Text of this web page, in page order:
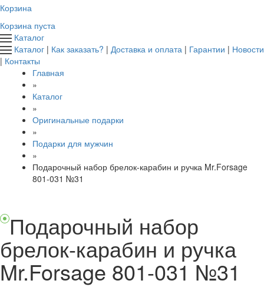
Корзина
Корзина пуста
Каталог
Каталог | Как заказать? | Доставка и оплата | Гарантии | Новости
| Контакты
Главная
»
Каталог
»
Оригинальные подарки
»
Подарки для мужчин
»
Подарочный набор брелок-карабин и ручка Mr.Forsage
801-031 №31
Подарочный набор
брелок-карабин и ручка
Mr.Forsage 801-031 №31